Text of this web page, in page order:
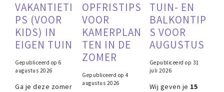
VAKANTIETI
PS (VOOR
KIDS) IN
EIGEN TUIN
Gepubliceerd op 6
augustus 2026
Ga je deze zomer
OPFRISTIPS
VOOR
KAMERPLAN
TEN IN DE
ZOMER
Gepubliceerd op4
augustus 2026
TUIN- EN
BALKONTIP
S VOOR
AUGUSTUS
Gepubliceerd op 31
juli 2026
Wij geven je 15